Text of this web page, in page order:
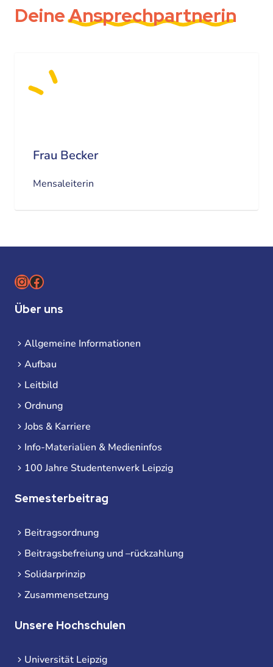
DeineAnsprechpartnerin
Frau Becker
Mensaleiterin
Instagram
Facebook
Über uns
Allgemeine Informationen
Aufbau
Leitbild
Ordnung
Jobs & Karriere
Info-Materialien & Medieninfos
100 Jahre Studentenwerk Leipzig
Semesterbeitrag
Beitragsordnung
Beitragsbefreiung und –rückzahlung
Solidarprinzip
Zusammensetzung
Unsere Hochschulen
Universität Leipzig